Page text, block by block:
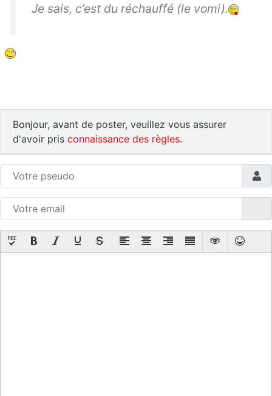
Je sais, c’est du réchauffé (le vomi).
Bonjour, avant de poster, veuillez vous assurer
d'avoir pris connaissance des règles.